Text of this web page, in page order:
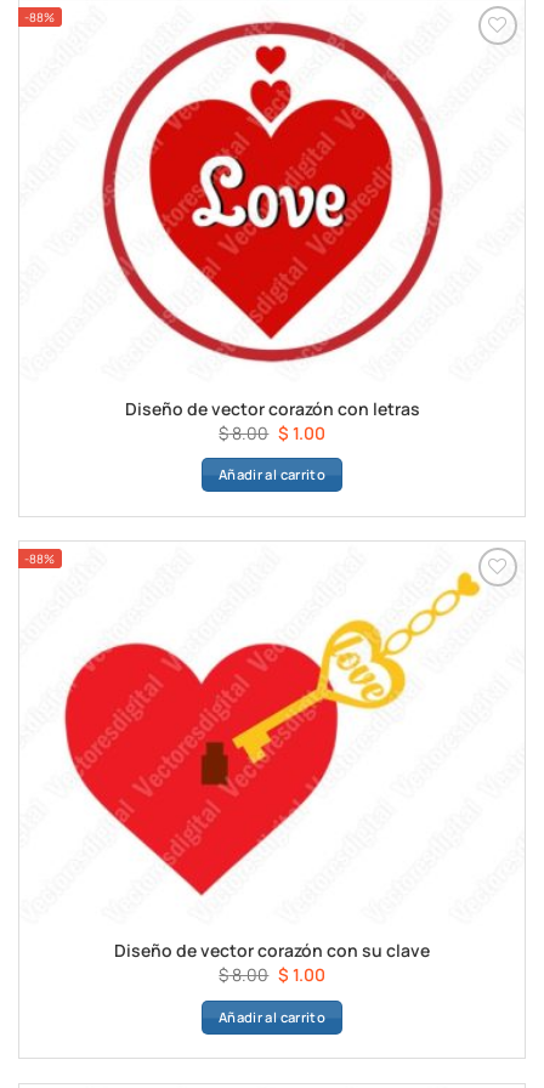
-88%
Diseño de vector corazón con letras
$8.00 El
precio
original
$ 8.00.
$ 1.00El
precio
actual
$ 1.00.
Añadir al carrito
-88%
Diseño de vector corazón con su clave
$8.00 El
precio
original
$ 8.00.
$ 1.00El
precio
actual
$ 1.00.
Añadir al carrito